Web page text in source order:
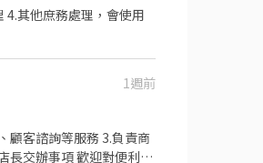
其他庶務處理，會使用
1週前
顧客諮詢等服務 3.負責商
長交辦事項 歡迎對便利商